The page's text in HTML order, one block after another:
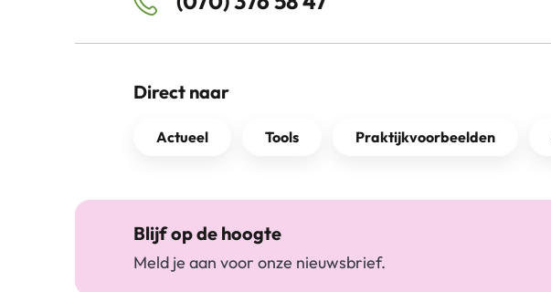
Direct naar
Actueel Tools Praktijkvoorbeelden
Blijf op de hoogte
Meld je aan voor onze nieuwsbrief.